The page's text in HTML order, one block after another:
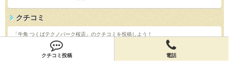
クチコミ投稿 電話
クチコミ
「牛角 つくばテクノパーク桜店」のクチコミを投稿しよう！